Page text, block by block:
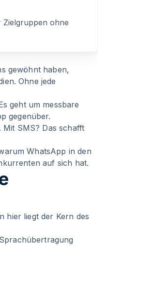
ohne
gewöhnt haben,
Ohne jede
geht um messbare
gegenüber.
Mit SMS? Das schafft
WhatsApp in den
auf sich hat.
hier liegt der Kern des